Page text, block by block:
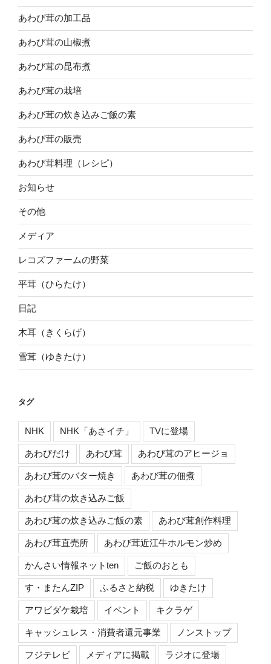
あわび茸の加工品
あわび茸の山椒煮
あわび茸の昆布煮
あわび茸の栽培
あわび茸の炊き込みご飯の素
あわび茸の販売
あわび茸料理（レシピ）
お知らせ
その他
メディア
レコズファームの野菜
平茸（ひらたけ）
日記
木耳（きくらげ）
雪茸（ゆきたけ）
タグ
NHK NHK「あさイチ」 TVに登場
あわびだけ あわび茸 あわび茸のアヒージョ
あわび茸のバター焼き あわび茸の佃煮
あわび茸の炊き込みご飯
あわび茸の炊き込みご飯の素 あわび茸創作料理
あわび茸直売所 あわび茸近江牛ホルモン炒め
かんさい情報ネットten ご飯のおとも
す・またんZIP ふるさと納税 ゆきたけ
アワビダケ栽培 イベント キクラゲ
キャッシュレス・消費者還元事業 ノンストップ
フジテレビ メディアに掲載 ラジオに登場